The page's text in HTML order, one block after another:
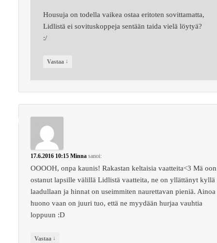
Housuja on todella vaikea ostaa eritoten sovittamatta,
Lidlistä ei sovituskoppeja sentään taida vielä löytyä?
:/
Vastaa ↓
17.6.2016 10:15 Minna sanoi:
OOOOH, onpa kaunis! Rakastan keltaisia vaatteita<3 Mä oon
ostanut lapsille välillä Lidlistä vaatteita, ne on yllättänyt kyllä
laadullaan ja hinnat on useimmiten naurettavan pieniä. Ainoa
huono vaan on juuri tuo, että ne myydään hurjaa vauhtia
loppuun :D
Vastaa ↓